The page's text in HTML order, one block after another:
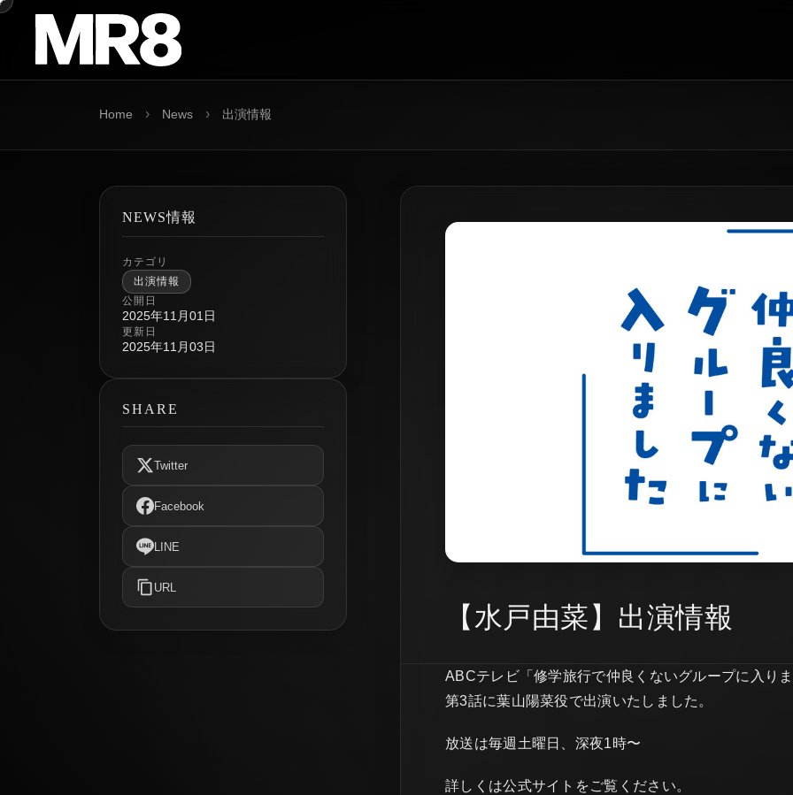
Home › News › 出演情報
NEWS情報
カテゴリ
出演情報
公開日
2025年11月01日
更新日
2025年11月03日
SHARE
Twitter
Facebook
LINE
URL
【水戸由菜】出演情報
ABCテレビ「修学旅行で仲良くないグループに入り
第3話に葉山陽菜役で出演いたしました。
放送は毎週土曜日、深夜1時〜
詳しくは公式サイトをご覧ください。